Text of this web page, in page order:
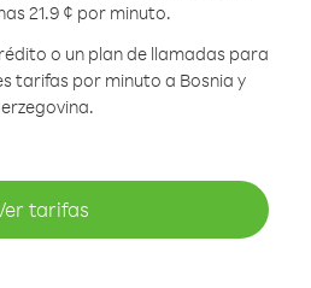
21.9 ¢ por minuto.
o un plan de llamadas para
tarifas por minuto a Bosnia y
tarifas